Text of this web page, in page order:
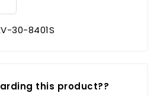
30-8401S
this product??